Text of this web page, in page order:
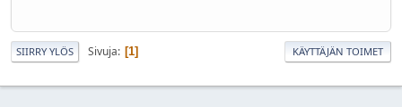
SIIRRY YLÖS Sivuja 1 KÄYTTÄJÄN TOIMET